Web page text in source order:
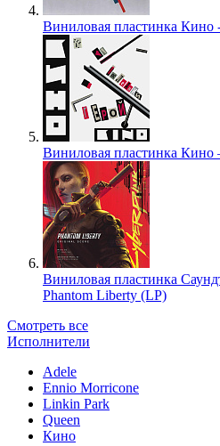
Виниловая пластинка Кино
Виниловая пластинка Кино
Виниловая пластинка
Phantom Liberty (LP)
Смотреть все
Исполнители
Adele
Ennio Morricone
Linkin Park
Queen
Кино